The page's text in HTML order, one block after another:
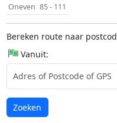
Oneven 85 - 111
Bereken route naar
Vanuit:
Laden...
Zoeken